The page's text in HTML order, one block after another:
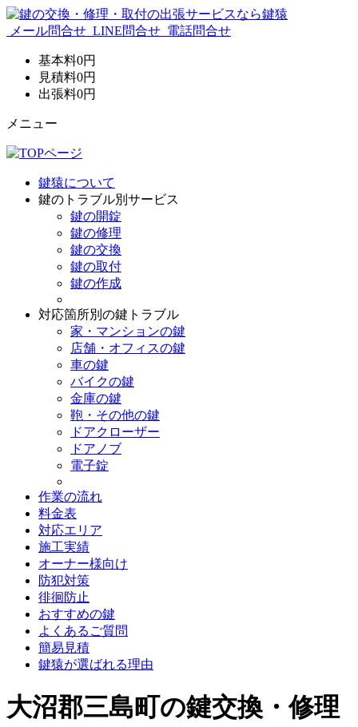
メール問合せ LINE問合せ 電話問合せ
基本料0円
見積料0円
出張料0円
メニュー
鍵猿について
鍵のトラブル別サービス
鍵の開錠
鍵の修理
鍵の交換
鍵の取付
鍵の作成
対応箇所別の鍵トラブル
家・マンションの鍵
店舗・オフィスの鍵
車の鍵
バイクの鍵
金庫の鍵
鞄・その他の鍵
ドアクローザー
ドアノブ
電子錠
作業の流れ
料金表
対応エリア
施工実績
オーナー様向け
防犯対策
徘徊防止
おすすめの鍵
よくあるご質問
簡易見積
鍵猿が選ばれる理由
大沼郡三島町の鍵交換・修理